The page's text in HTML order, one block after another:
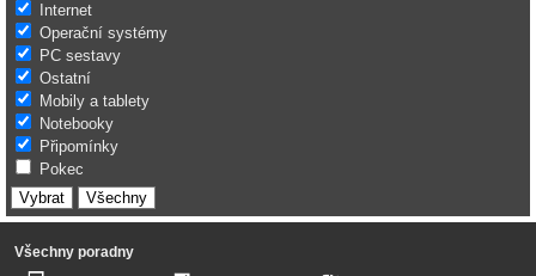
Internet
Operační systémy
PC sestavy
Ostatní
Mobily a tablety
Notebooky
Připomínky
Pokec
Všechny poradny